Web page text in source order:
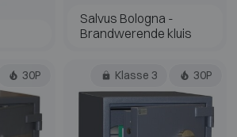
Salvus Bologna -
Brandwerende kluis
30P Klasse 3 30P